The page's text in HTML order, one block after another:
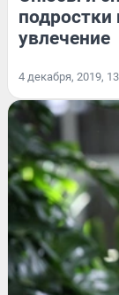
подростки
увлечение
4 декабря, 2019,